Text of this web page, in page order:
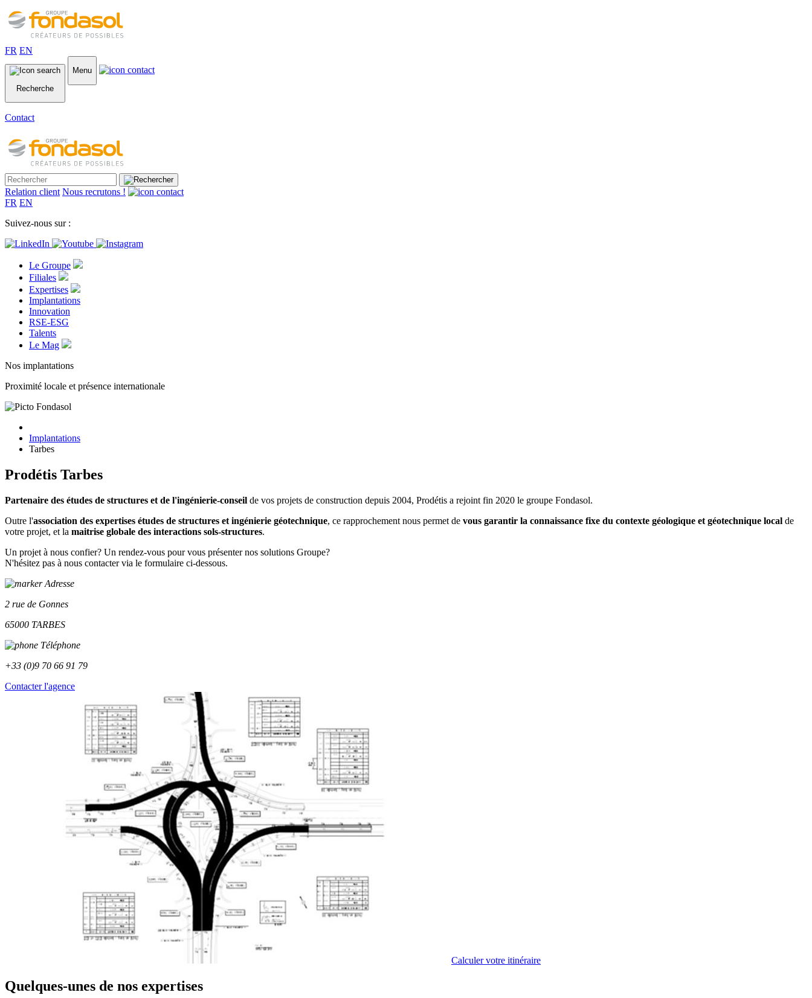
FR EN
Recherche
Menu
Contact
Relation client Nous recrutons !
FR EN
Suivez-nous sur :
Le Groupe
Filiales
Expertises
Implantations
Innovation
RSE-ESG
Talents
Le Mag
Nos implantations
Proximité locale et présence internationale
Implantations
Tarbes
Prodétis Tarbes
Partenaire des études de structures et de l'ingénierie-conseil de vos projets de construction depuis 2004, Prodétis a rejoint fin 2020 le groupe Fondasol.
Outre l'association des expertises études de structures et ingénierie géotechnique, ce rapprochement nous permet de vous garantir la connaissance fixe du contexte géologique et géotechnique local de
votre projet, et la maitrise globale des interactions sols-structures.
Un projet à nous confier? Un rendez-vous pour vous présenter nos solutions Groupe?
N'hésitez pas à nous contacter via le formulaire ci-dessous.
Adresse
2 rue de Gonnes
65000 TARBES
Téléphone
+33 (0)9 70 66 91 79
Contacter l'agence
Calculer votre itinéraire
Quelques-unes de nos expertises